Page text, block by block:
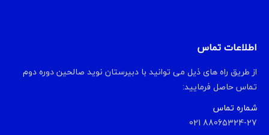
اطلاعات تماس
از طریق راه های ذیل می توانید با دبیرستان نوید صالحین دوره دوم
تماس حاصل فرمایید:
شماره تماس
88065324-27 021